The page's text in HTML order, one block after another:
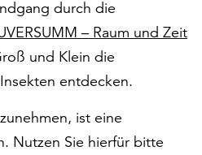
durch die
– Raum und Zeit
und Klein die
entdecken.
ist eine
Nutzen Sie hierfür bitte